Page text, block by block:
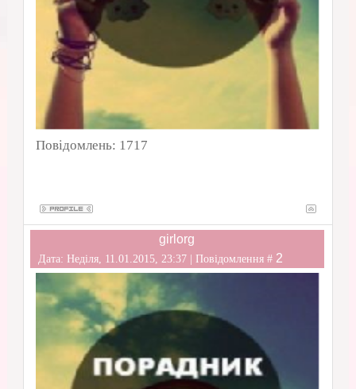
Повідомлень: 1717
girlorg
Дата: Неділя, 11.01.2015, 23:37 | Повідомлення # 2